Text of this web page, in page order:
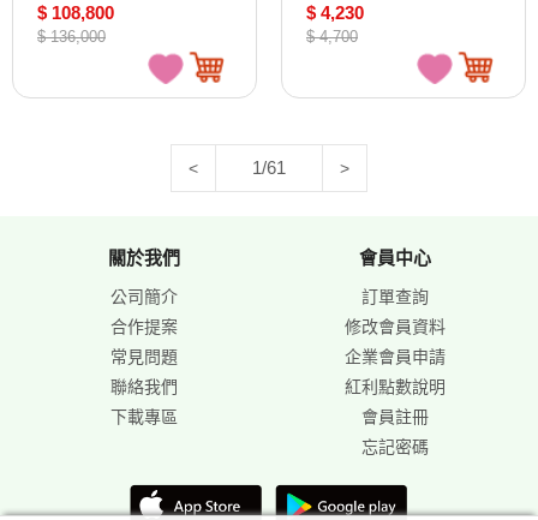
$ 108,800
$ 136,000
$ 4,230
$ 4,700
< 1/61 >
關於我們
公司簡介
合作提案
常見問題
聯絡我們
下載專區
會員中心
訂單查詢
修改會員資料
企業會員申請
紅利點數說明
會員註冊
忘記密碼